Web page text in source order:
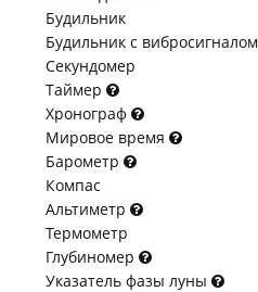
Будильник
Будильник с вибросигналом
Секундомер
Таймер
Хронограф
Мировое время
Барометр
Компас
Альтиметр
Термометр
Глубиномер
Указатель фазы луны